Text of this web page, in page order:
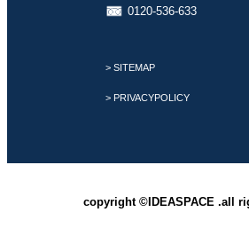
0120-536-633
> SITEMAP
> PRIVACYPOLICY
copyright ©IDEASPACE .all